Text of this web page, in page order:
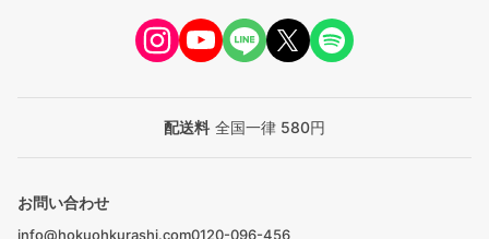
配送料 全国一律 580円
お問い合わせ
info@hokuohkurashi.com0120-096-456